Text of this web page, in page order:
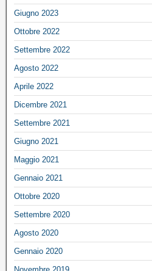
Giugno 2023
Ottobre 2022
Settembre 2022
Agosto 2022
Aprile 2022
Dicembre 2021
Settembre 2021
Giugno 2021
Maggio 2021
Gennaio 2021
Ottobre 2020
Settembre 2020
Agosto 2020
Gennaio 2020